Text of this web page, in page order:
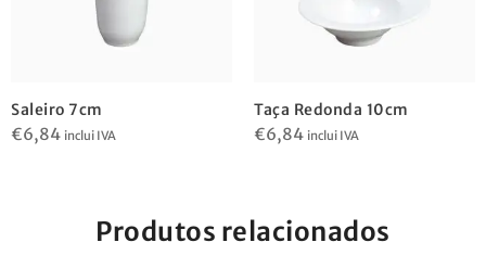
Saleiro 7cm
€6,84 inclui IVA
Taça Redonda 10cm
€6,84 inclui IVA
Produtos relacionados